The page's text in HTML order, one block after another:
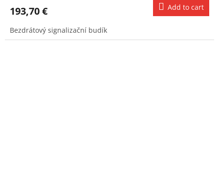
193,70 € Add to cart
Bezdrátový signalizační budík